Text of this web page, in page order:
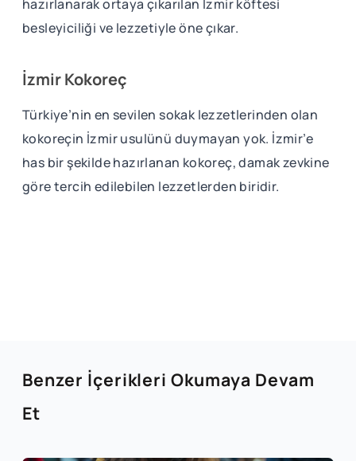
hazırlanarak ortaya çıkarılan İzmir köftesi
besleyiciliği ve lezzetiyle öne çıkar.
İzmir Kokoreç
Türkiye’nin en sevilen sokak lezzetlerinden olan
kokoreçin İzmir usulünü duymayan yok. İzmir’e
has bir şekilde hazırlanan kokoreç, damak zevkine
göre tercih edilebilen lezzetlerden biridir.
Benzer İçerikleri Okumaya Devam
Et